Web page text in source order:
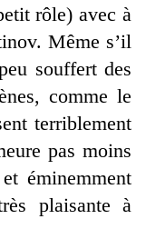
rôle) avec à
Même s’il
souffert des
comme le
terriblement
pas moins
éminemment
plaisante à